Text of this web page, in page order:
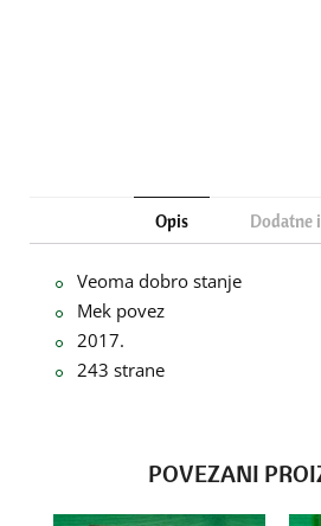
Opis Dodatne
Veoma dobro stanje
Mek povez
2017.
243 strane
POVEZANI